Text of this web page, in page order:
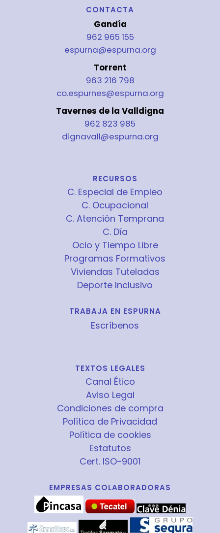
CONTACTA
Gandía
962 965 155
espurna@espurna.org
Torrent
963 216 798
co.espurnes@espurna.org
Tavernes de la Valldigna
962 823 985
dignavall@espurna.org
RECURSOS
C. Especial de Empleo
C. Ocupacional
C. Atención Temprana
C. Día
Ocio y Tiempo Libre
Programas Formativos
Viviendas Tuteladas
Deporte Inclusivo
TRABAJA EN ESPURNA
Escríbenos
TEXTOS LEGALES
Canal Ético
Aviso Legal
Condiciones de compra
Política de Privacidad
Política de cookies
Estatutos
Cert. ISO-9001
EMPRESAS COLABORADORAS